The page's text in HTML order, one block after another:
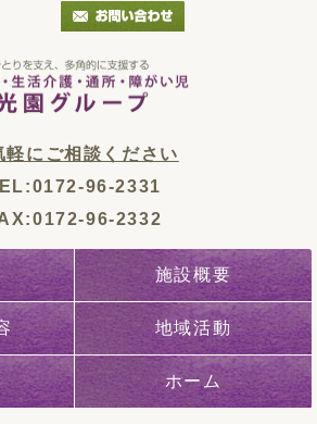
軽にご相談ください
96-2331
96-2332
施設概要
地域活動
ホーム